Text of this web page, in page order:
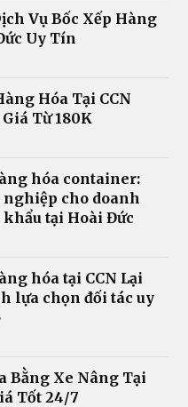
Vụ Bốc Xếp Hàng
Uy Tín
Hóa Tại CCN
Từ 180K
hóa container:
cho doanh
tại Hoài Đức
hóa tại CCN Lại
lựa chọn đối tác uy
Bằng Xe Nâng Tại
Tốt 24/7